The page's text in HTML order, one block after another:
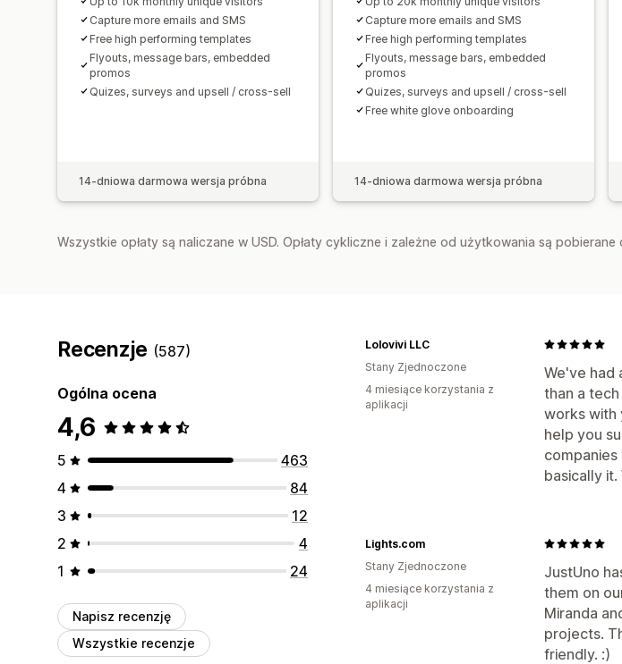
Capture more emails and SMS
Free high performing templates
Flyouts, message bars, embedded
promos
Quizes, surveys and upsell / cross-sell
14-dniowa darmowa wersja próbna
Capture more emails and SMS
Free high performing templates
Flyouts, message bars, embedded
promos
Quizes, surveys and upsell / cross-sell
Free white glove onboarding
14-dniowa darmowa wersja próbna
Wszystkie opłaty są naliczane w USD. Opłaty cykliczne i zależne od użytkowania są pobierane
Recenzje (587)
Ogólna ocena
4,6
5
463
4
84
3
12
2
4
1
24
Napisz recenzję
Wszystkie recenzje
We've had
than a
works with
help you
basically
Lolovivi LLC
Stany Zjednoczone
4 miesiące korzystania z
aplikacji
JustUno
them on
Miranda
projects.
friendly. :)
Lights.com
Stany Zjednoczone
4 miesiące korzystania z
aplikacji